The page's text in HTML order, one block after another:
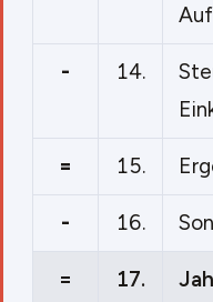
- 14.
= 15.
- 16.
= 17.